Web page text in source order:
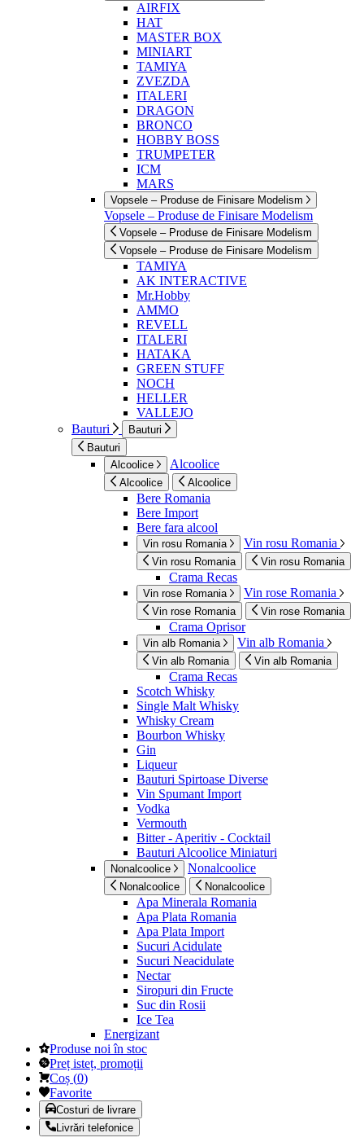
AIRFIX
HAT
MASTER BOX
MINIART
TAMIYA
ZVEZDA
ITALERI
DRAGON
BRONCO
HOBBY BOSS
TRUMPETER
ICM
MARS
Vopsele – Produse de Finisare Modelism
Vopsele – Produse de Finisare Modelism
Vopsele – Produse de Finisare Modelism
Vopsele – Produse de Finisare Modelism
TAMIYA
AK INTERACTIVE
Mr.Hobby
AMMO
REVELL
ITALERI
HATAKA
GREEN STUFF
NOCH
HELLER
VALLEJO
Bauturi
Bauturi
Bauturi
Alcoolice
Alcoolice
Alcoolice Alcoolice
Bere Romania
Bere Import
Bere fara alcool
Vin rosu Romania Vin rosu Romania
Vin rosu Romania Vin rosu Romania
Crama Recas
Vin rose Romania Vin rose Romania
Vin rose Romania Vin rose Romania
Crama Oprisor
Vin alb Romania Vin alb Romania
Vin alb Romania Vin alb Romania
Crama Recas
Scotch Whisky
Single Malt Whisky
Whisky Cream
Bourbon Whisky
Gin
Liqueur
Bauturi Spirtoase Diverse
Vin Spumant Import
Vodka
Vermouth
Bitter - Aperitiv - Cocktail
Bauturi Alcoolice Miniaturi
Nonalcoolice Nonalcoolice
Nonalcoolice Nonalcoolice
Apa Minerala Romania
Apa Plata Romania
Apa Plata Import
Sucuri Acidulate
Sucuri Neacidulate
Nectar
Siropuri din Fructe
Suc din Rosii
Ice Tea
Energizant
Produse noi în stoc
Preț isteț, promoții
Coș (0)
Favorite
Costuri de livrare
Livrări telefonice